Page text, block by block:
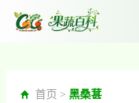
首页 > 黑桑葚